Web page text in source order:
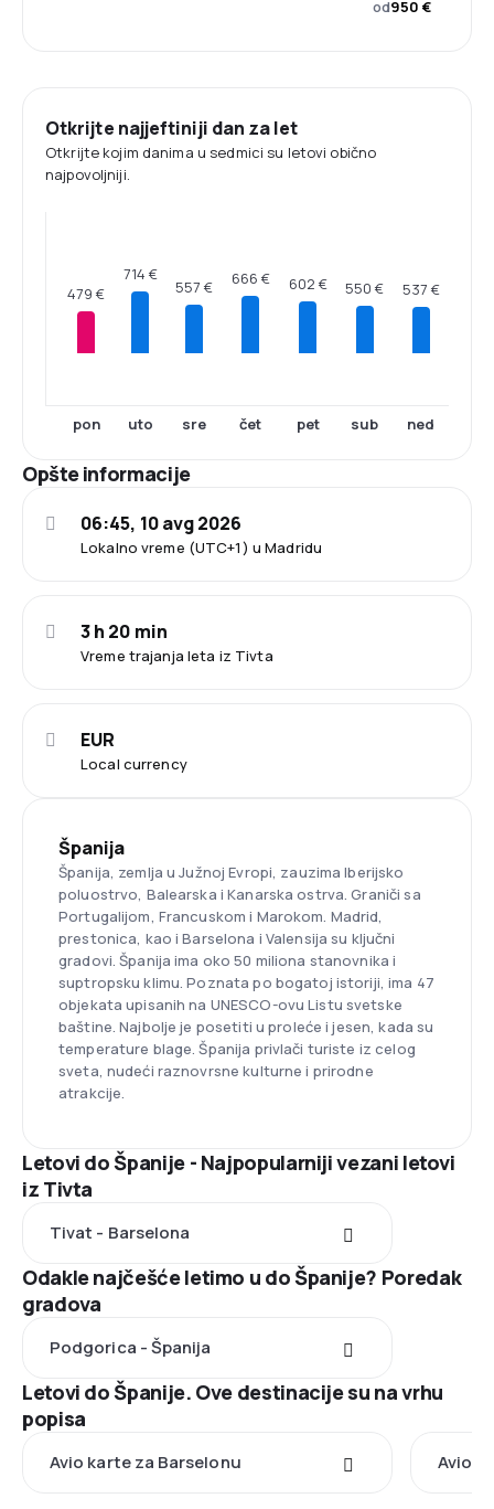
od950 €
Otkrijte najjeftiniji dan za let
Otkrijte kojim danima u sedmici su letovi obično
najpovoljniji.
479 €
pon
714 €
uto
557 €
sre
666 €
čet
602 €
pet
550 €
sub
537 €
ned
Opšte informacije
Lokalno vreme (UTC+1) u Madridu
06:45, 10 avg 2026
Vreme trajanja leta iz Tivta
3 h 20 min
Local currency
EUR
Španija
Španija, zemlja u Južnoj Evropi, zauzima Iberijsko
poluostrvo, Balearska i Kanarska ostrva. Graniči sa
Portugalijom, Francuskom i Marokom. Madrid,
prestonica, kao i Barselona i Valensija su ključni
gradovi. Španija ima oko 50 miliona stanovnika i
suptropsku klimu. Poznata po bogatoj istoriji, ima 47
objekata upisanih na UNESCO-ovu Listu svetske
baštine. Najbolje je posetiti u proleće i jesen, kada su
temperature blage. Španija privlači turiste iz celog
sveta, nudeći raznovrsne kulturne i prirodne
atrakcije.
Letovi do Španije - Najpopularniji vezani letovi
iz Tivta
Tivat - Barselona
Odakle najčešće letimo u do Španije? Poredak
gradova
Podgorica - Španija
Letovi do Španije. Ove destinacije su na vrhu
popisa
Avio karte za Barselonu Avio